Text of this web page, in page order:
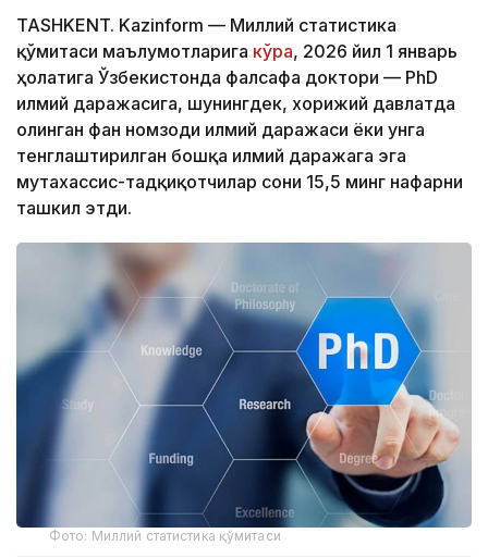
TASHKENT. Kazinform — Миллий статистика
қўмитаси маълумотларига кўра, 2026 йил 1 январь
ҳолатига Ўзбекистонда фалсафа доктори — PhD
илмий даражасига, шунингдек, хорижий давлатда
олинган фан номзоди илмий даражаси ёки унга
тенглаштирилган бошқа илмий даражага эга
мутахассис-тадқиқотчилар сони 15,5 минг нафарни
ташкил этди.
Фото: Миллий статистика қўмитаси